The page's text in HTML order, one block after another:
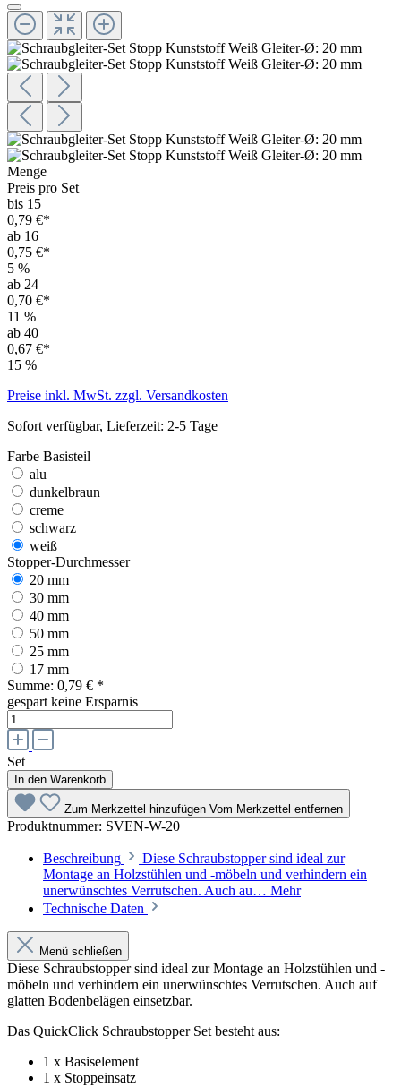
Menge
Preis pro Set
bis 15
0,79 €*
ab 16
0,75 €*
5 %
ab 24
0,70 €*
11 %
ab 40
0,67 €*
15 %
Preise inkl. MwSt. zzgl. Versandkosten
Sofort verfügbar, Lieferzeit: 2-5 Tage
Farbe Basisteil
alu
dunkelbraun
creme
schwarz
weiß
Stopper-Durchmesser
20 mm
30 mm
40 mm
50 mm
25 mm
17 mm
Summe: 0,79 € *
gespart keine Ersparnis
Set
In den Warenkorb
Zum Merkzettel hinzufügen Vom Merkzettel entfernen
Produktnummer: SVEN-W-20
Beschreibung
Diese Schraubstopper sind ideal zur
Montage an Holzstühlen und -möbeln und verhindern ein
unerwünschtes Verrutschen. Auch au… Mehr
Technische Daten
Menü schließen
Diese Schraubstopper sind ideal zur Montage an Holzstühlen und -
möbeln und verhindern ein unerwünschtes Verrutschen. Auch auf
glatten Bodenbelägen einsetzbar.
Das QuickClick Schraubstopper Set besteht aus:
1 x Basiselement
1 x Stoppeinsatz